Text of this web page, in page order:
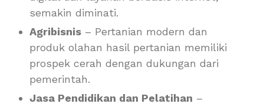
semakin diminati.
Agribisnis – Pertanian modern dan
produk olahan hasil pertanian memiliki
prospek cerah dengan dukungan dari
pemerintah.
Jasa Pendidikan dan Pelatihan –